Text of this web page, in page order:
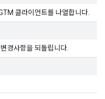
클라이언트를 나열합니다.
경사항을 되돌립니다.